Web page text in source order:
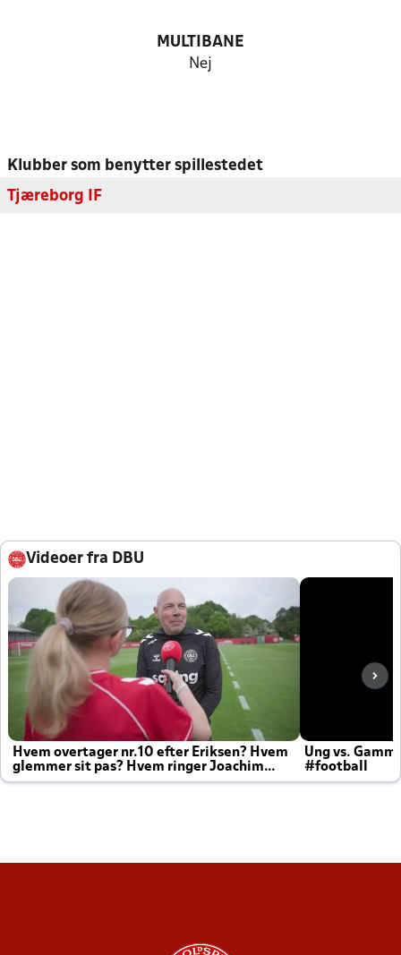
MULTIBANE
Nej
Klubber som benytter spillestedet
Tjæreborg IF
Videoer fra DBU
Hvem overtager nr.10 efter Eriksen? Hvem
glemmer sit pas? Hvem ringer Joachim
altid til efter kampe?
Ung vs.
#football